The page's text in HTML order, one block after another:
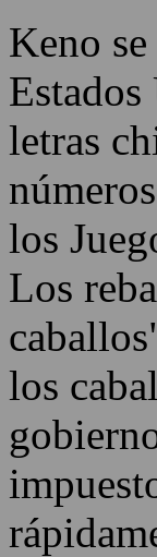
Keno
letras
los
Los
los